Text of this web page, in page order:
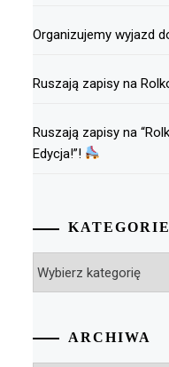
Organizujemy wyjazd
Ruszają zapisy na
Ruszają zapisy na
Edycja!”!
KATEGORIE
ARCHIWA